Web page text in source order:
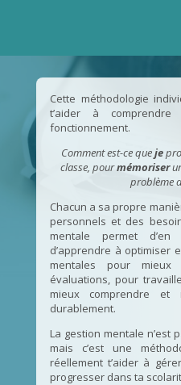
Cette méthodologie
t’aider à
fonctionnement.
Comment est-ce queje
classe, pourmémoriser
problème
Chacun a sa propre
personnels et des
mentale permet
d’apprendre à optimiser
mentales pour
évaluations, pour
mieux comprendre et
durablement.
La gestion mentale n’est
mais c’est une
réellement t’aider à
progresser dans ta